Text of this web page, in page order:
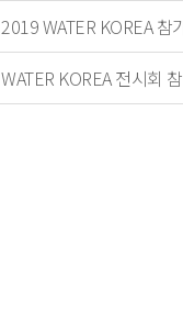
2019 WATER KOREA 참
WATER KOREA 전시회